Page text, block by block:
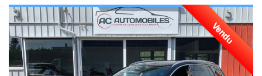
Vendu